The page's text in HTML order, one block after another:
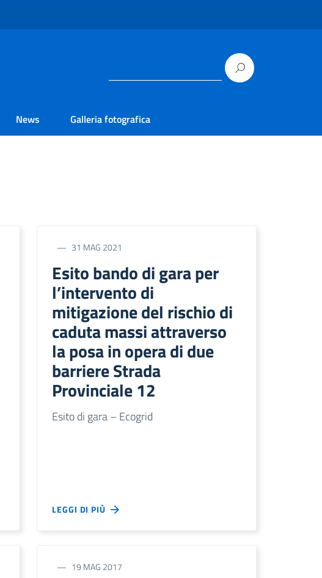
News Galleria fotografica
31 MAG 2021
Esito bando di gara per
l’intervento di
mitigazione del rischio di
caduta massi attraverso
la posa in opera di due
barriere Strada
Provinciale 12
Esito di gara – Ecogrid
LEGGI DI PIÙ
19 MAG 2017